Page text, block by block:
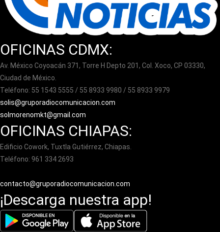
OFICINAS CDMX:
Av. México Coyoacán 371, Torre H Depto 201, Col. Xoco, CP 03330,
Ciudad de México.
Teléfono: 55 1543 5555 / 55 8933 9980 / 55 8933 9979
solis@gruporadiocomunicacion.com
solmorenomkt@gmail.com
OFICINAS CHIAPAS:
Edificio Cowork, Tuxtla Gutiérrez, Chiapas.
Teléfono: 961 334 2693
contacto@gruporadiocomunicacion.com
¡Descarga nuestra app!